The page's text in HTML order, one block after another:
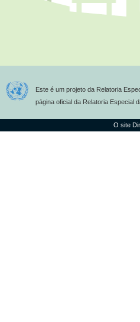
Este é um projeto da Relatoria
página oficial da Relatoria Especial
O site